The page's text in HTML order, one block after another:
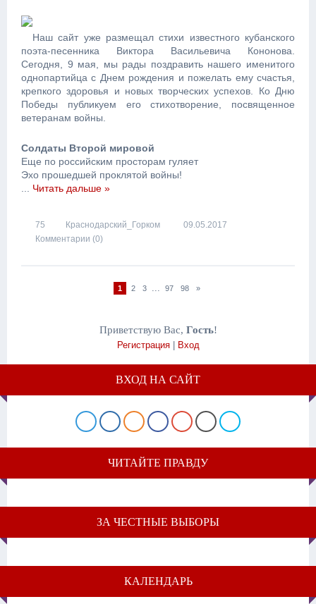
Наш сайт уже размещал стихи известного кубанского
поэта-песенника Виктора Васильевича Кононова.
Сегодня, 9 мая, мы рады поздравить нашего именитого
однопартийца с Днем рождения и пожелать ему счастья,
крепкого здоровья и новых творческих успехов. Ко Дню
Победы публикуем его стихотворение, посвященное
ветеранам войны.
Солдаты Второй мировой
Еще по российским просторам гуляет
Эхо прошедшей проклятой войны!
Читать дальше »
75 Краснодарский_Горком
09.05.2017
Комментарии (0)
1 2 3 ... 97 98 »
Приветствую Вас, Гость!
Регистрация| Вход
ВХОД НА САЙТ
ЧИТАЙТЕ ПРАВДУ
ЗА ЧЕСТНЫЕ ВЫБОРЫ
КАЛЕНДАРЬ